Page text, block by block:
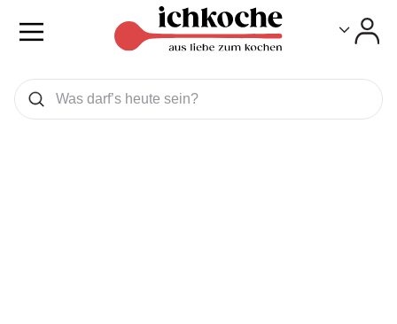
Was wollen Sie suchen
Suchen